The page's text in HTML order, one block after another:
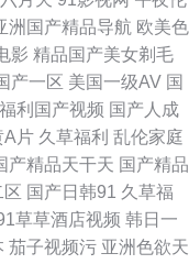
超碰 Av爱爱69 超碰在线
月 AV少妇导航 国产精品
看阿V 伊人综合影院AV a
频 www欧洲影院 东京热
院 91成人电影 97在线资
洲国产精品导航 欧美色
影 精品国产美女剃毛
产一区 美国一级AV 国
利国产视频 国产人成
A片 久草福利 乱伦家庭
产精品天干天 国产精品
区 国产日韩91 久草福
草草酒店视频 韩日一
茄子视频污 亚洲色欲天